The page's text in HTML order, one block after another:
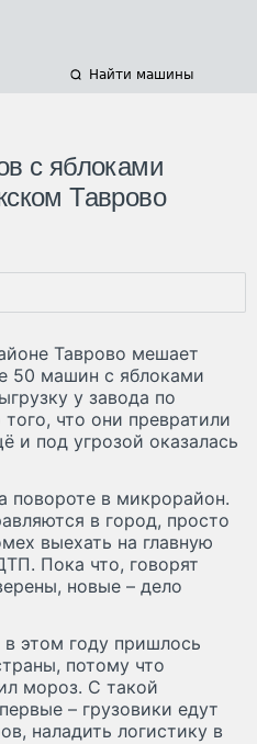
Найти машины
с яблоками
Таврово
Таврово мешает
50 машин с яблоками
у завода по
что они превратили
и под угрозой оказалась
повороте в микрорайон.
в город, просто
выехать на главную
Пока что, говорят
новые – дело
в этом году пришлось
потому что
мороз. С такой
– грузовики едут
наладить логистику в